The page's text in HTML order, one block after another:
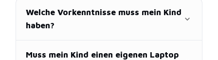
Welche Vorkenntnisse muss mein Kind
haben?
Muss mein Kind einen eigenen Laptop